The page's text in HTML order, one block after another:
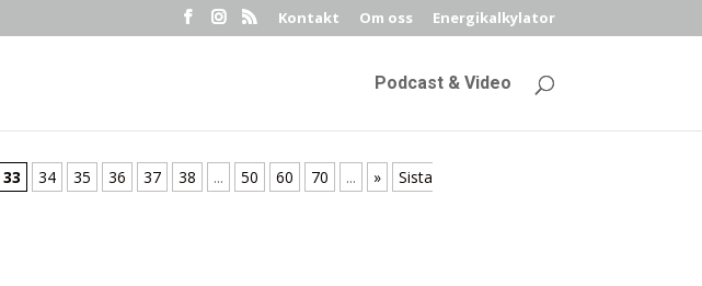
Kontakt Om oss Energikalkylator
Podcast & Video
33 34 35 36 37 38 ... 50 60 70 ... »
Sista